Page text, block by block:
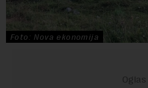
Foto: Nova ekonomija